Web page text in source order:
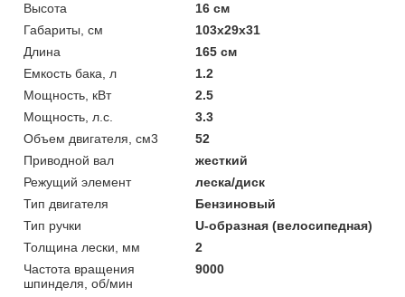
Высота
16 см
Габариты, см
103x29x31
Длина
165 см
Емкость бака, л
1.2
Мощность, кВт
2.5
Мощность, л.с.
3.3
Объем двигателя, см3
52
Приводной вал
жесткий
Режущий элемент
леска/диск
Тип двигателя
Бензиновый
Тип ручки
U-образная (велосипедная)
Толщина лески, мм
2
Частота вращения
шпинделя, об/мин
9000